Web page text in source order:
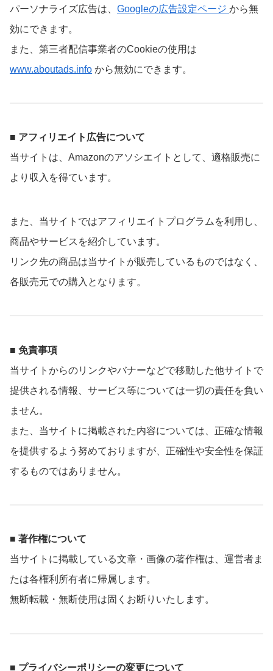
パーソナライズ広告は、 Googleの広告設定ページ から無
効にできます。
また、第三者配信事業者のCookieの使用は
www.aboutads.info から無効にできます。
■ アフィリエイト広告について
当サイトは、Amazonのアソシエイトとして、適格販売に
より収入を得ています。
また、当サイトではアフィリエイトプログラムを利用し、
商品やサービスを紹介しています。
リンク先の商品は当サイトが販売しているものではなく、
各販売元での購入となります。
■ 免責事項
当サイトからのリンクやバナーなどで移動した他サイトで
提供される情報、サービス等については一切の責任を負い
ません。
また、当サイトに掲載された内容については、正確な情報
を提供するよう努めておりますが、正確性や安全性を保証
するものではありません。
■ 著作権について
当サイトに掲載している文章・画像の著作権は、運営者ま
たは各権利所有者に帰属します。
無断転載・無断使用は固くお断りいたします。
■ プライバシーポリシーの変更について